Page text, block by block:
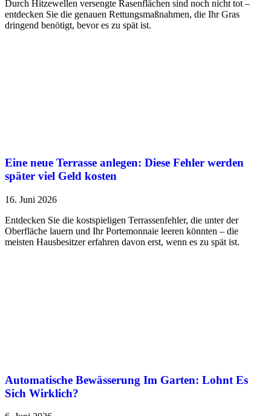
Durch Hitzewellen versengte Rasenflächen sind noch nicht tot –
entdecken Sie die genauen Rettungsmaßnahmen, die Ihr Gras
dringend benötigt, bevor es zu spät ist.
Eine neue Terrasse anlegen: Diese Fehler werden
später viel Geld kosten
16. Juni 2026
Entdecken Sie die kostspieligen Terrassenfehler, die unter der
Oberfläche lauern und Ihr Portemonnaie leeren könnten – die
meisten Hausbesitzer erfahren davon erst, wenn es zu spät ist.
Automatische Bewässerung Im Garten: Lohnt Es
Sich Wirklich?